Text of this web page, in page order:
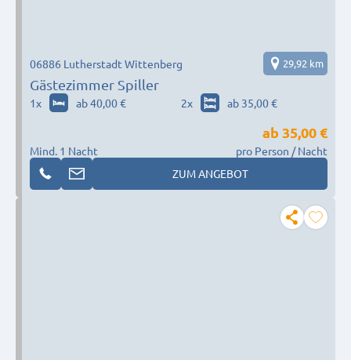
Gästezimmer Spiller
06886 Lutherstadt Wittenberg 29,92 km
1x ab 40,00 € 2x ab 35,00 €
Mind. 1 Nacht
ab 35,00 €
pro Person / Nacht
ZUM ANGEBOT